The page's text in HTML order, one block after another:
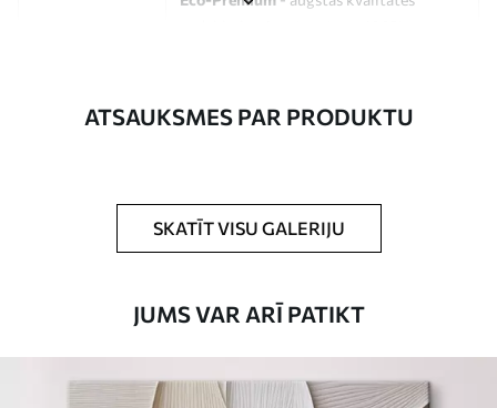
Jūs varat pievienot lakas pārklājumu.
No15.00€
ATSAUKSMES PAR PRODUKTU
SKATĪT VISU GALERIJU
JUMS VAR ARĪ PATIKT